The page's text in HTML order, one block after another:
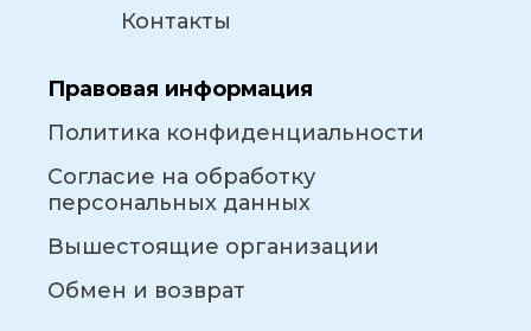
Контакты
Правовая информация
Политика конфиденциальности
Согласие на обработку
персональных данных
Вышестоящие организации
Обмен и возврат